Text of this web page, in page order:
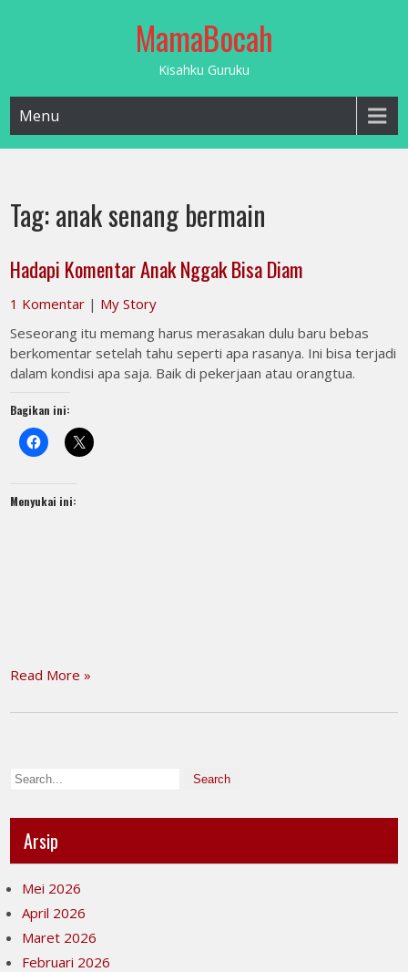
MamaBocah
Kisahku Guruku
Menu
Tag:anak senang bermain
Hadapi Komentar Anak Nggak Bisa Diam
1 Komentar | My Story
Seseorang itu memang harus merasakan dulu baru bebas
berkomentar setelah tahu seperti apa rasanya. Ini bisa terjadi
dalam kondisi apa saja. Baik di pekerjaan atau orangtua.
Bagikan ini:
Menyukai ini:
Read More »
Arsip
Mei 2026
April 2026
Maret 2026
Februari 2026